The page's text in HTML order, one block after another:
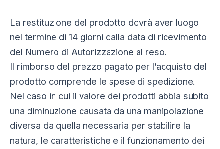
La restituzione del prodotto dovrà aver luogo
nel termine di 14 giorni dalla data di ricevimento
del Numero di Autorizzazione al reso.
Il rimborso del prezzo pagato per l’acquisto del
prodotto comprende le spese di spedizione.
Nel caso in cui il valore dei prodotti abbia subito
una diminuzione causata da una manipolazione
diversa da quella necessaria per stabilire la
natura, le caratteristiche e il funzionamento dei